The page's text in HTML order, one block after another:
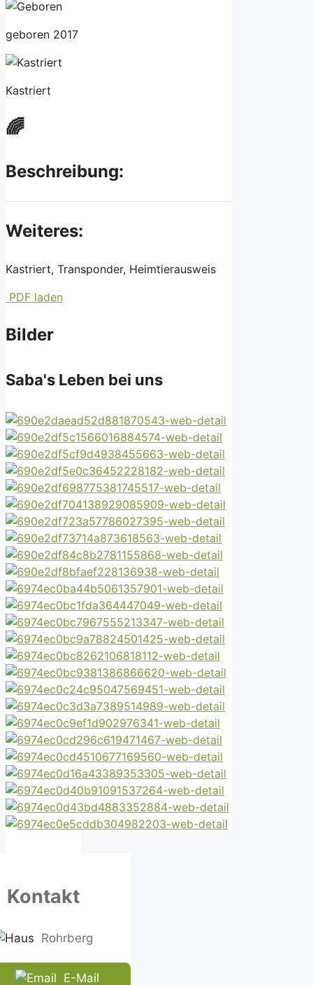
geboren 2017
Kastriert
🌈
Beschreibung:
Weiteres:
Kastriert, Transponder, Heimtierausweis
PDF laden
Bilder
Saba's Leben bei uns
Kontakt
Rohrberg
E-Mail